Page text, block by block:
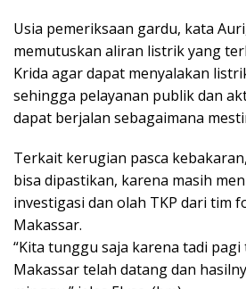
Usia pemeriksaan gardu, kata
memutuskan aliran listrik yang
Krida agar dapat menyalakan
sehingga pelayanan publik dan
dapat berjalan sebagaimana
Terkait kerugian pasca
bisa dipastikan, karena masih
investigasi dan olah TKP dari tim
Makassar.
“Kita tunggu saja karena tadi
Makassar telah datang dan